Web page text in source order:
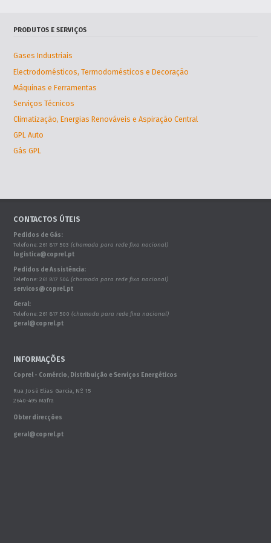
PRODUTOS E SERVIÇOS
Gases Industriais
Electrodomésticos, Termodomésticos e Decoração
Máquinas e Ferramentas
Serviços Técnicos
Climatização, Energias Renováveis e Aspiração Central
GPL Auto
Gás GPL
CONTACTOS ÚTEIS
Pedidos de Gás:
Telefone: 261 817 503 (chamada para rede fixa nacional)
logistica@coprel.pt
Pedidos de Assistência:
Telefone: 261 817 504 (chamada para rede fixa nacional)
servicos@coprel.pt
Geral:
Telefone: 261 817 500 (chamada para rede fixa nacional)
geral@coprel.pt
INFORMAÇÕES
Coprel - Comércio, Distribuição e Serviços Energéticos
Rua José Elias Garcia, Nº 15
2640-495 Mafra
Obter direcções
geral@coprel.pt